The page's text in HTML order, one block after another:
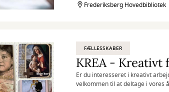
Frederiksberg Hovedbibliotek
FÆLLESSKABER
KREA -
Er du interesseret i kreativt
velkommen til at deltage i vores